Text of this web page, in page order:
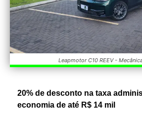
Leapmotor C10 REEV -
20% de desconto na taxa
economia de até R$ 14 mil